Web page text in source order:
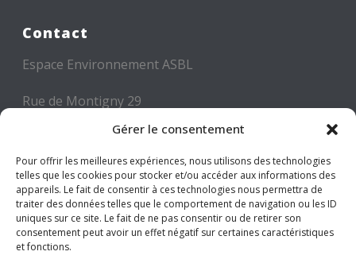
Gérer le consentement
Pour offrir les meilleures expériences, nous utilisons des technologies
telles que les cookies pour stocker et/ou accéder aux informations des
appareils. Le fait de consentir à ces technologies nous permettra de
traiter des données telles que le comportement de navigation ou les ID
uniques sur ce site. Le fait de ne pas consentir ou de retirer son
consentement peut avoir un effet négatif sur certaines caractéristiques
et fonctions.
Contact
Espace Environnement ASBL
Rue de Montigny 29
6000 CHARLEROI
Tél: +32 71 300 300
Mail: info@espace-environnement.be
TVA BE 0416.116.340